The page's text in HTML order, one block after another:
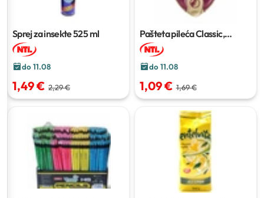
Sprej za insekte525 ml
do 11.08
1,49 € 2,29 €
Pašteta pileća Classic,
kokošja
do 11.08
1,09 € 1,69 €